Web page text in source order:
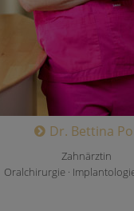
Dr. Bettina
Zahnärztin
Oralchirurgie ·